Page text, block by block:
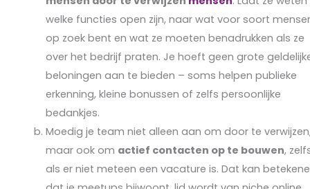
welke functies open zijn, naar wat voor soort
op zoek bent en wat ze moeten benadrukken als ze
over het bedrijf praten. Je hoeft geen grote
beloningen aan te bieden – soms helpen publieke
erkenning, kleine bonussen of zelfs persoonlijke
bedankjes.
Moedig je team niet alleen aan om door te
maar ook om actief contacten op te bouwen,
als er niet meteen een vacature is. Dat kan